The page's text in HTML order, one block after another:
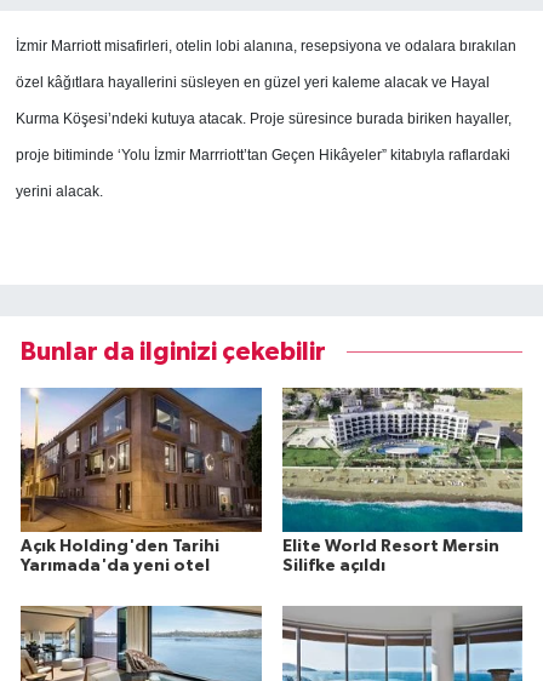
İzmir Marriott misafirleri, otelin lobi alanına, resepsiyona ve odalara bırakılan
özel kâğıtlara hayallerini süsleyen en güzel yeri kaleme alacak ve Hayal
Kurma Köşesi’ndeki kutuya atacak. Proje süresince burada biriken hayaller,
proje bitiminde ‘Yolu İzmir Marrriott’tan Geçen Hikâyeler” kitabıyla raflardaki
yerini alacak.
Bunlar da ilginizi çekebilir
Açık Holding'den Tarihi
Yarımada'da yeni otel
Elite World Resort Mersin
Silifke açıldı